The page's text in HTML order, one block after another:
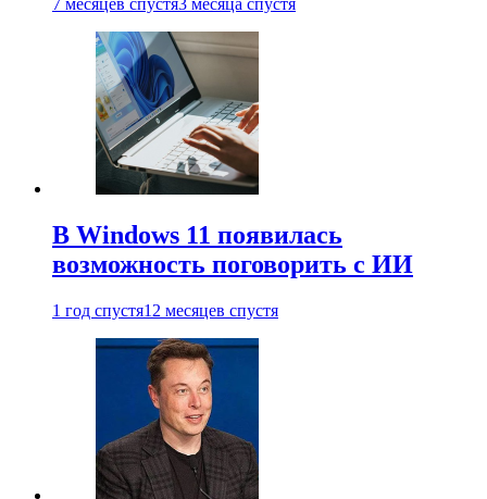
В Windows 11 появилась
возможность поговорить с ИИ
1 год спустя12 месяцев спустя